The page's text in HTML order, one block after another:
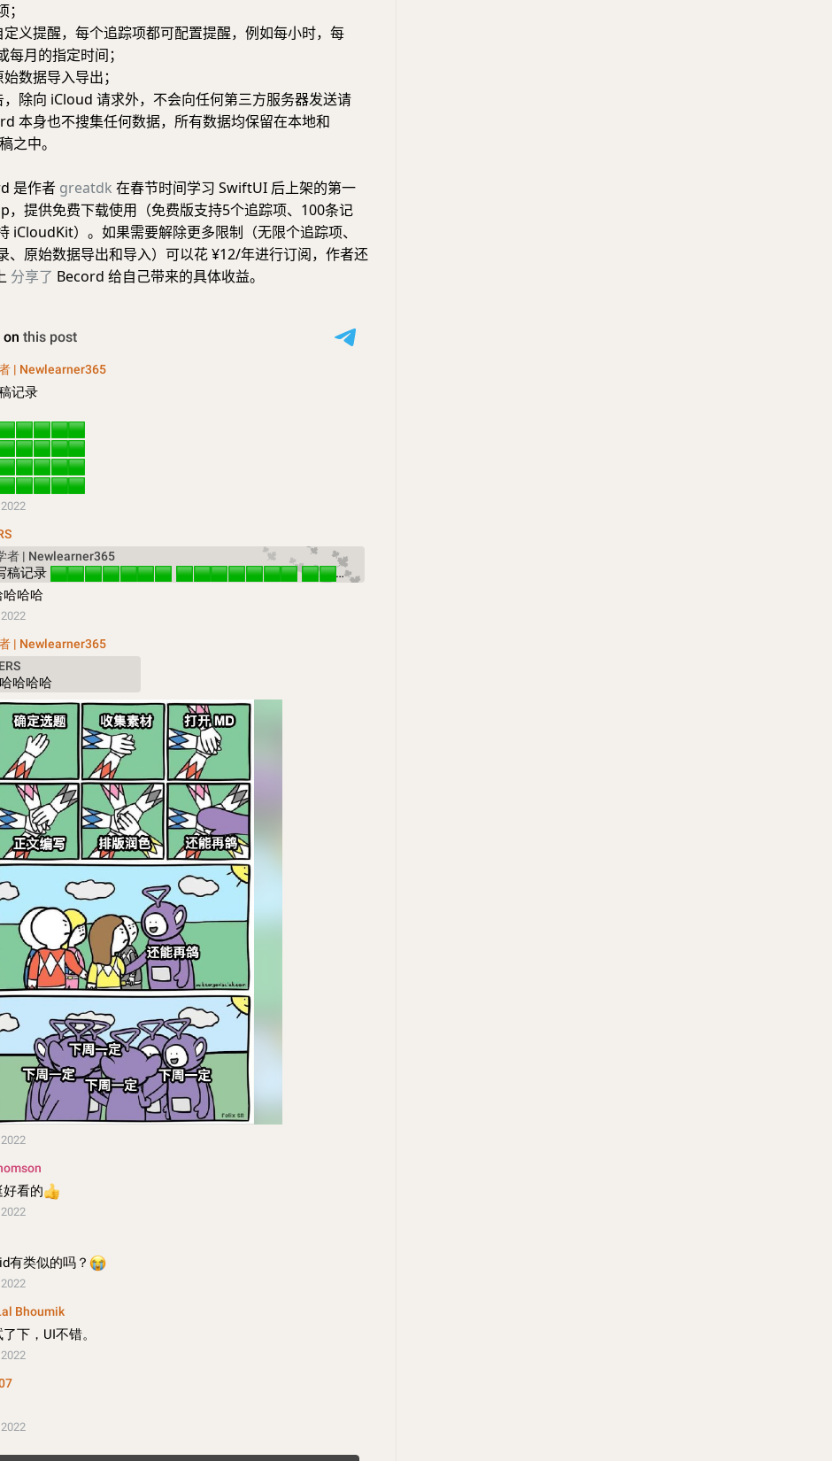
定义提醒，每个追踪项都可配置提醒，例如每小时，每
每月的指定时间；
数据导入导出；
，除向 iCloud 请求外，不会向任何第三方服务器发送请
本身也不搜集任何数据，所有数据均保留在本地和
之中。
是作者 greatdk 在春节时间学习 SwiftUI 后上架的第一
，提供免费下载使用（免费版支持5个追踪项、100条记
iCloudKit）。如果需要解除更多限制（无限个追踪项、
、原始数据导出和导入）可以花 ¥12/年进行订阅，作者还
分享了 Becord 给自己带来的具体收益。